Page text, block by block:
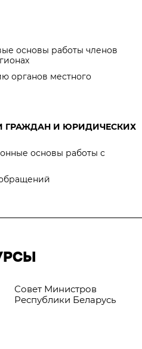
основы работы членов
органов местного
ГРАЖДАН И ЮРИДИЧЕСКИХ
основы работы с
Совет Министров
Республики Беларусь